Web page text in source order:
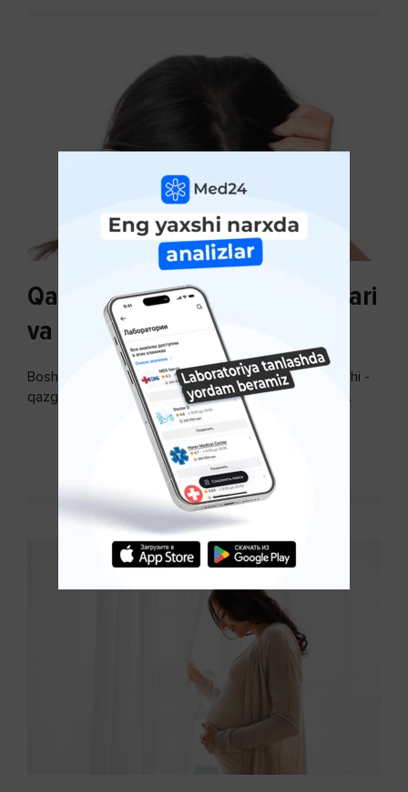
Qazg'oq paydo bo'lishi sabablari
va uni davolash
Bosh terisidagi mayda yoki katta teri bo’laklari ajralishi -
qazg’oq deyiladi. Ular katta miqdorda bo’lsa, kiyim-
kechakka tushib, yoqimsiz...
DAVOMINI O'QISH